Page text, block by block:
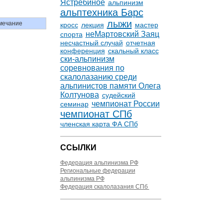
Ястребиное альпинизм
альптехника Барс
кросс лекция лыжи мастер
спорта неМартовский Заяц
несчастный случай отчетная
конференция скальный класс
ски-альпинизм
соревнования по
скалолазанию среди
альпинистов памяти Олега
Колтунова судейский
семинар чемпионат России
чемпионат СПб
членская карта ФА СПб
ССЫЛКИ
Федерация альпинизма РФ
Региональные федерации
альпинизма РФ
Федерация скалолазания СПб